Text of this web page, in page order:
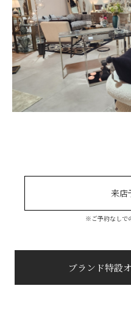
来店
※ご予約なしで
ブランド特設